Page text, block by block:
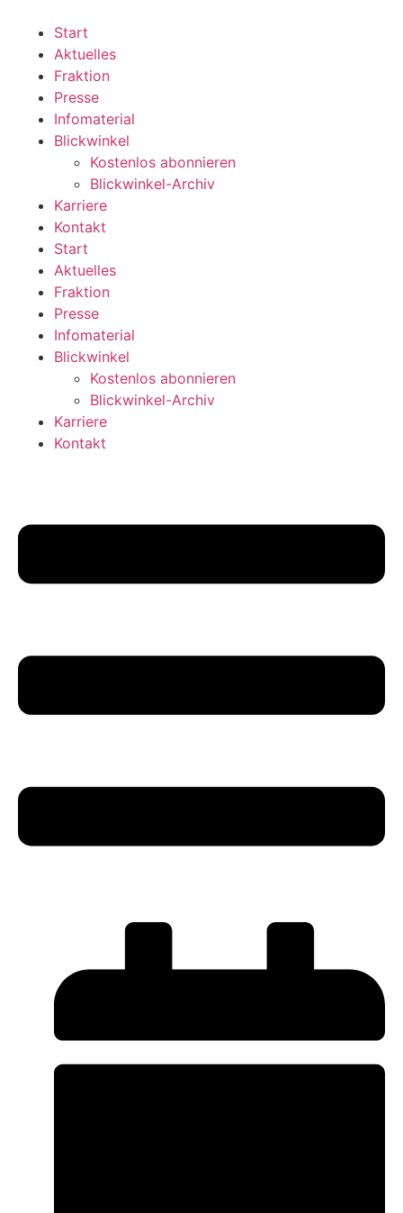
wechseln
Start
Aktuelles
Fraktion
Presse
Infomaterial
Blickwinkel
Kostenlos abonnieren
Blickwinkel-Archiv
Karriere
Kontakt
Start
Aktuelles
Fraktion
Presse
Infomaterial
Blickwinkel
Kostenlos abonnieren
Blickwinkel-Archiv
Karriere
Kontakt